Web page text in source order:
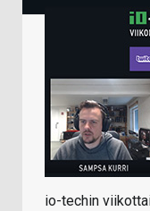
io-techin